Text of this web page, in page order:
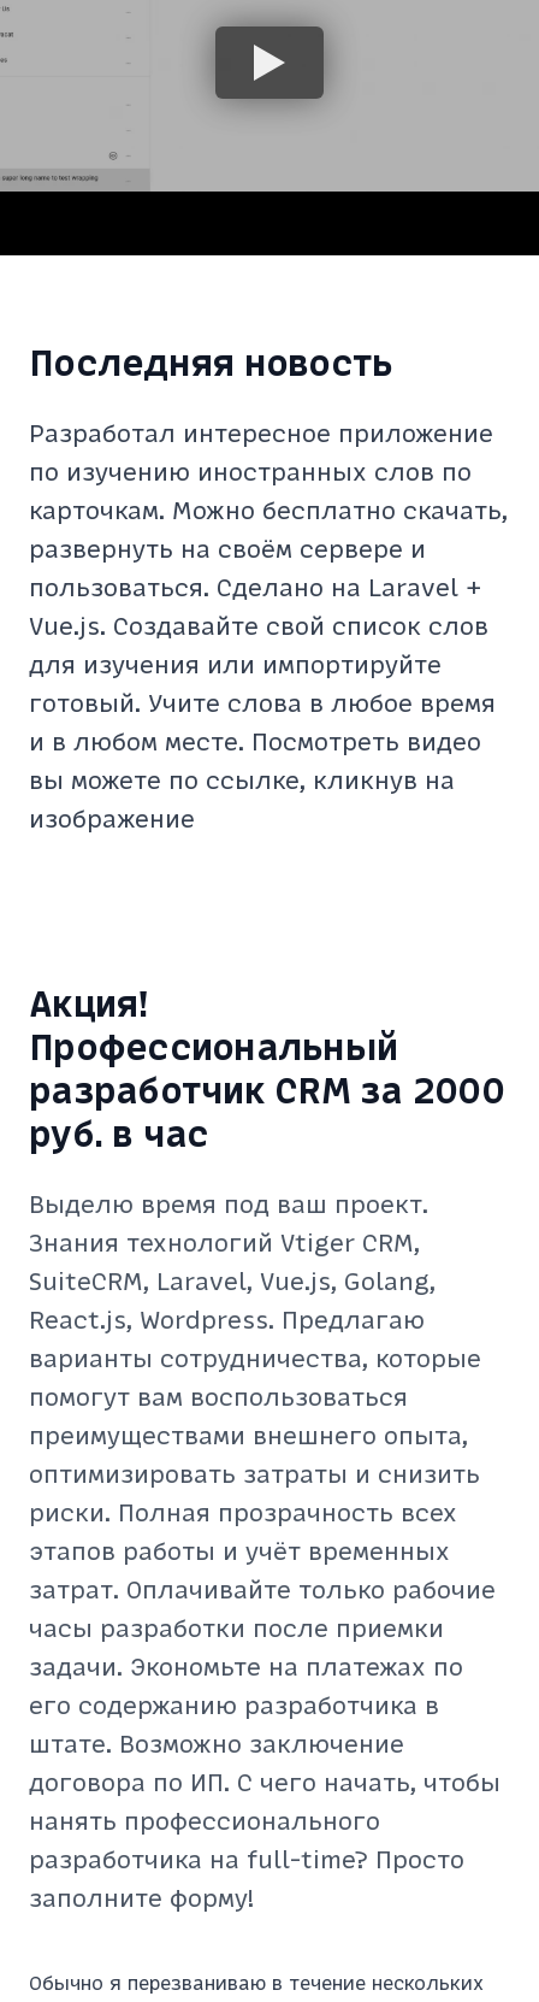
Последняя новость
Разработал интересное приложение
по изучению иностранных слов по
карточкам. Можно бесплатно скачать,
развернуть на своём сервере и
пользоваться. Сделано на Laravel +
Vue.js. Создавайте свой список слов
для изучения или импортируйте
готовый. Учите слова в любое время
и в любом месте. Посмотреть видео
вы можете по ссылке, кликнув на
изображение
Акция!
Профессиональный
разработчик CRM за 2000
руб. в час
Выделю время под ваш проект.
Знания технологий Vtiger CRM,
SuiteCRM, Laravel, Vue.js, Golang,
React.js, Wordpress. Предлагаю
варианты сотрудничества, которые
помогут вам воспользоваться
преимуществами внешнего опыта,
оптимизировать затраты и снизить
риски. Полная прозрачность всех
этапов работы и учёт временных
затрат. Оплачивайте только рабочие
часы разработки после приемки
задачи. Экономьте на платежах по
его содержанию разработчика в
штате. Возможно заключение
договора по ИП. С чего начать, чтобы
нанять профессионального
разработчика на full-time? Просто
заполните форму!
Обычно я перезваниваю в течение нескольких